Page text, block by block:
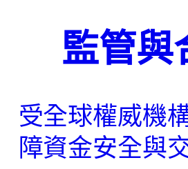
監管與
受全球權威機
障資金安全與